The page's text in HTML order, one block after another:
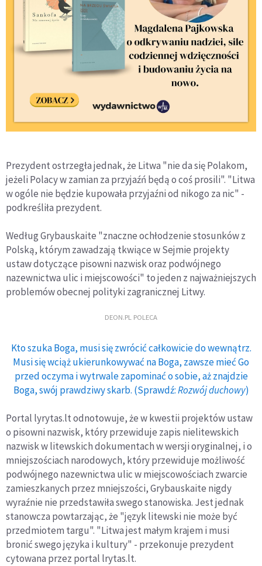
Prezydent ostrzegła jednak, że Litwa "nie da się Polakom,
jeżeli Polacy w zamian za przyjaźń będą o coś prosili". "Litwa
w ogóle nie będzie kupowała przyjaźni od nikogo za nic" -
podkreśliła prezydent.
Według Grybauskaite "znaczne ochłodzenie stosunków z
Polską, którym zawadzają tkwiące w Sejmie projekty
ustaw dotyczące pisowni nazwisk oraz podwójnego
nazewnictwa ulic i miejscowości" to jeden z najważniejszych
problemów obecnej polityki zagranicznej Litwy.
DEON.PL POLECA
Kto szuka Boga, musi się zwrócić całkowicie do wewnątrz.
Musi się wciąż ukierunkowywać na Boga, zawsze mieć Go
przed oczyma i wytrwale zapominać o sobie, aż znajdzie
Boga, swój prawdziwy skarb. (Sprawdź:Rozwój duchowy)
Portal lyrytas.lt odnotowuje, że w kwestii projektów ustaw
o pisowni nazwisk, który przewiduje zapis nielitewskich
nazwisk w litewskich dokumentach w wersji oryginalnej, i o
mniejszościach narodowych, który przewiduje możliwość
podwójnego nazewnictwa ulic w miejscowościach zwarcie
zamieszkanych przez mniejszości, Grybauskaite nigdy
wyraźnie nie przedstawiła swego stanowiska. Jest jednak
stanowcza powtarzając, że "język litewski nie może być
przedmiotem targu". "Litwa jest małym krajem i musi
bronić swego języka i kultury" - przekonuje prezydent
cytowana przez portal lrytas.lt.